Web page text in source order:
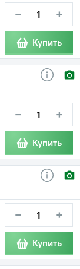
− +
Купить
− +
Купить
− +
Купить